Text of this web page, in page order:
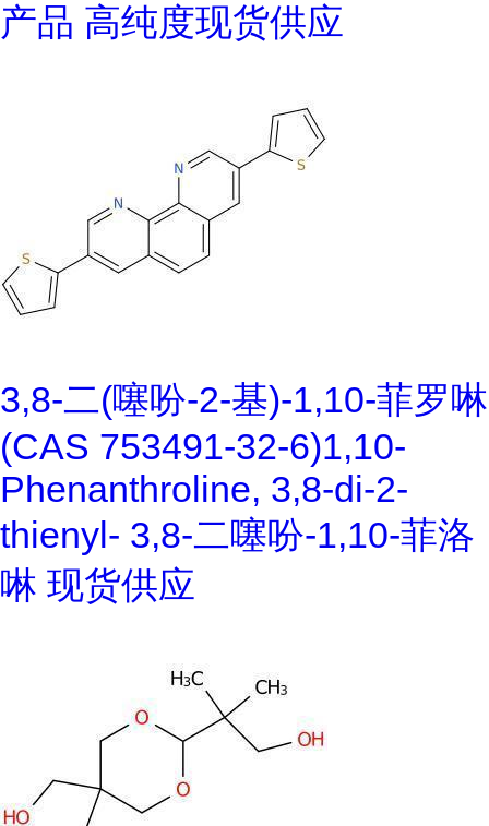
产品 高纯度现货供应
3,8-二(噻吩-2-基)-1,10-菲罗啉
(CAS 753491-32-6)1,10-
Phenanthroline, 3,8-di-2-
thienyl- 3,8-二噻吩-1,10-菲洛
啉 现货供应